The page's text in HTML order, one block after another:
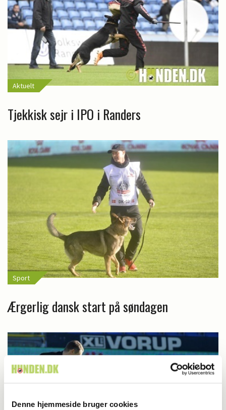
Denne hjemmeside bruger cookies
Aktuelt
Tjekkisk sejr i IPO i Randers
Sport
Ærgerlig dansk start på søndagen